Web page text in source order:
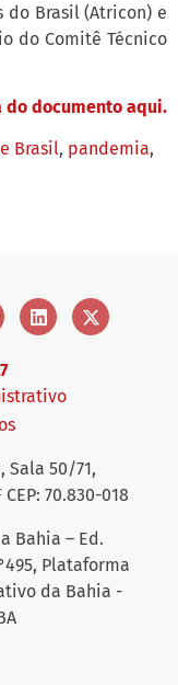
do Brasil (Atricon) e
do Comitê Técnico
do documento aqui.
Brasil, pandemia,
Sala 50/71,
70.830-018
Bahia – Ed.
Plataforma
da Bahia -